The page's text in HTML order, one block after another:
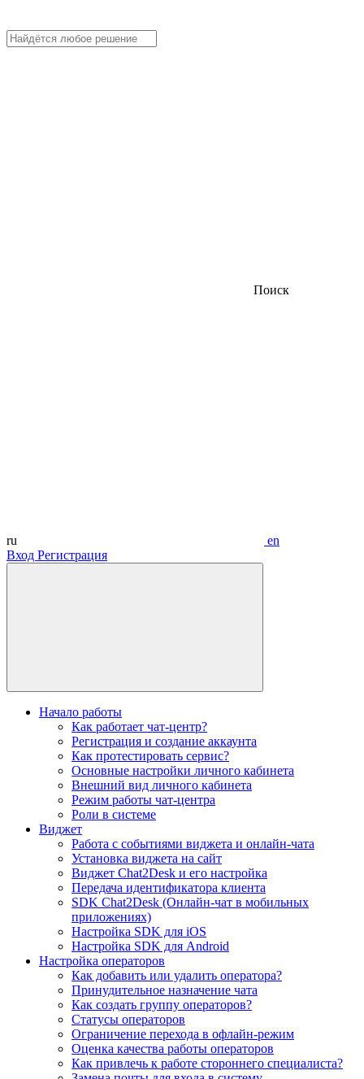
Поиск
ru
en
Вход Регистрация
Начало работы
Как работает чат-центр?
Регистрация и создание аккаунта
Как протестировать сервис?
Основные настройки личного кабинета
Внешний вид личного кабинета
Режим работы чат-центра
Роли в системе
Виджет
Работа с событиями виджета и онлайн-чата
Установка виджета на сайт
Виджет Chat2Desk и его настройка
Передача идентификатора клиента
SDK Chat2Desk (Онлайн-чат в мобильных
приложениях)
Настройка SDK для iOS
Настройка SDK для Android
Настройка операторов
Как добавить или удалить оператора?
Принудительное назначение чата
Как создать группу операторов?
Статусы операторов
Ограничение перехода в офлайн-режим
Оценка качества работы операторов
Как привлечь к работе стороннего специалиста?